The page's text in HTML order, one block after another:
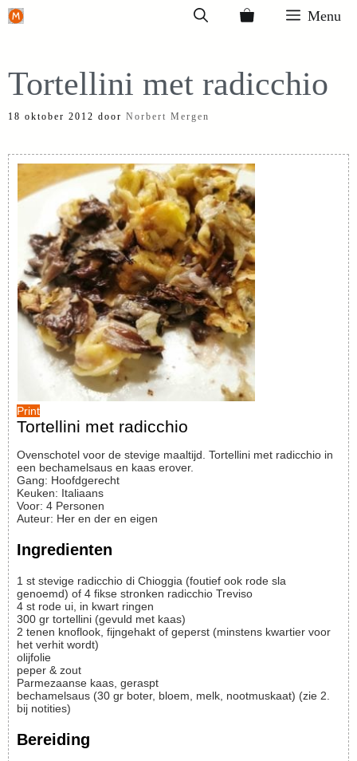
Ga
inhoud
Menu
Tortellini met radicchio
18 oktober 2012 door Norbert Mergen
Print
Tortellini met radicchio
Ovenschotel voor de stevige maaltijd. Tortellini met radicchio in
een bechamelsaus en kaas erover.
Gang: Hoofdgerecht
Keuken: Italiaans
Voor: 4 Personen
Auteur: Her en der en eigen
Ingredienten
1 st stevige radicchio di Chioggia (foutief ook rode sla
genoemd) of 4 fikse stronken radicchio Treviso
4 st rode ui, in kwart ringen
300 gr tortellini (gevuld met kaas)
2 tenen knoflook, fijngehakt of geperst (minstens kwartier voor
het verhit wordt)
olijfolie
peper & zout
Parmezaanse kaas, geraspt
bechamelsaus (30 gr boter, bloem, melk, nootmuskaat) (zie 2.
bij notities)
Bereiding